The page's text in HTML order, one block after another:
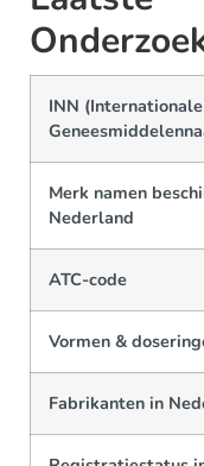
INN (Internationale
Merk namen
Nederland
ATC-code
Vormen &
Fabrikanten in